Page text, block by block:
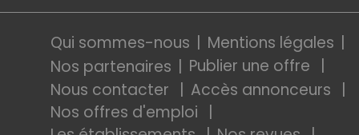
Qui sommes-nous
Mentions légales
Nos partenaires
Publier une offre
Nous contacter
Accès annonceurs
Nos offres d'emploi